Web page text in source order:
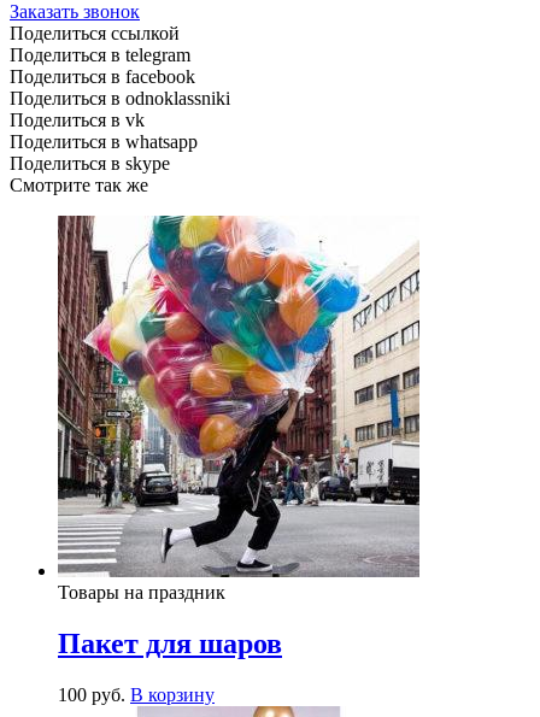
Заказать звонок
Поделиться ссылкой
Поделиться в telegram
Поделиться в facebook
Поделиться в odnoklassniki
Поделиться в vk
Поделиться в whatsapp
Поделиться в skype
Смотрите так же
Товары на праздник
Пакет для шаров
100 руб. В корзину